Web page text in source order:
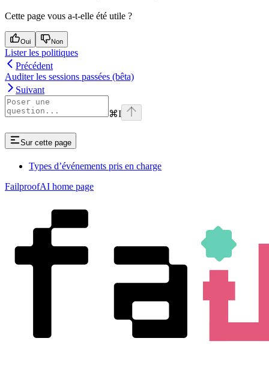
Cette page vous a-t-elle été utile ?
Oui Non
Lister les politiques
Précédent
Auditer les sessions passées (bêta)
Suivant
⌘I
Sur cette page
Types d’événements pris en charge
FailproofAI home page